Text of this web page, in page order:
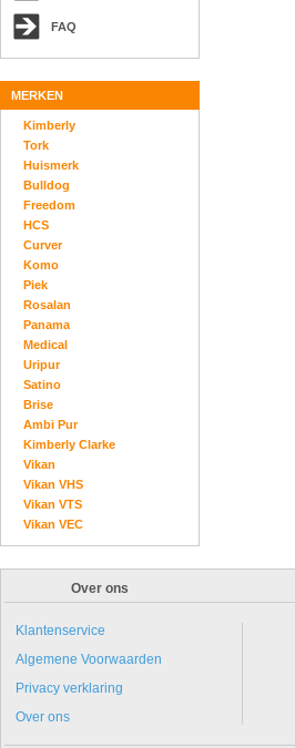
FAQ
MERKEN
Kimberly
Tork
Huismerk
Bulldog
Freedom
HCS
Curver
Komo
Piek
Rosalan
Panama
Medical
Uripur
Satino
Brise
Ambi Pur
Kimberly Clarke
Vikan
Vikan VHS
Vikan VTS
Vikan VEC
Over ons
Klantenservice
Algemene Voorwaarden
Privacy verklaring
Over ons